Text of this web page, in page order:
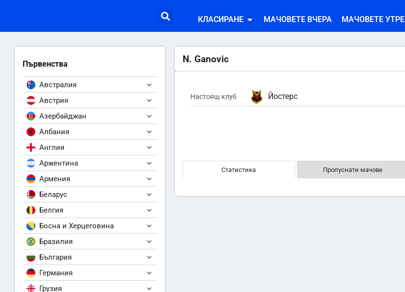
КЛАСИРАНЕ МАЧОВЕТЕ ВЧЕРА МАЧОВЕТЕ УТРЕ
Първенства
Австралия
Австрия
Азербайджан
Албания
Англия
Аржентина
Армения
Беларус
Белгия
Босна и Херцеговина
Бразилия
България
Германия
Грузия
N. Ganovic
Настоящ клуб Йостерс
Статистика Пропуснати мачове